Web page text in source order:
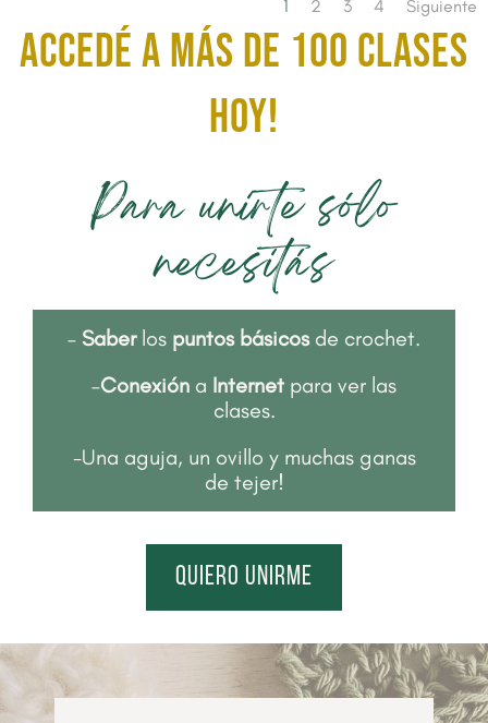
1 2 3 4 Siguiente
ACCEDÉ A MÁS DE 100 CLASES
HOY!
Para unirte sólo
necesitás
– Saberlos puntos básicosde crochet.
–Conexión a Internet para ver las
clases.
-Una aguja, un ovillo y muchas ganas
de tejer!
quiero unirme